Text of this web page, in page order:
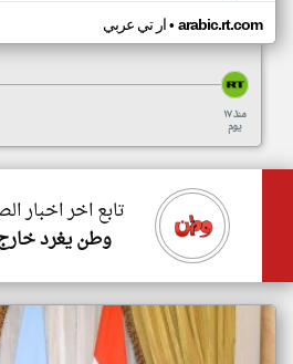
ار تي عربي• arabic.rt.com
منذ ١٧
يوم
تابع اخر اخبار
وطن يغرد